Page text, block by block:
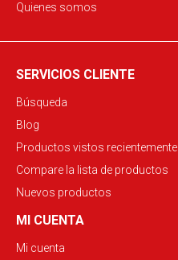
Quienes somos
SERVICIOS CLIENTE
Búsqueda
Blog
Productos vistos recientemente
Compare la lista de productos
Nuevos productos
MI CUENTA
Mi cuenta